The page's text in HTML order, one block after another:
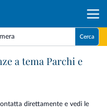
Cerca
a tema Parchi e
direttamente e vedi le